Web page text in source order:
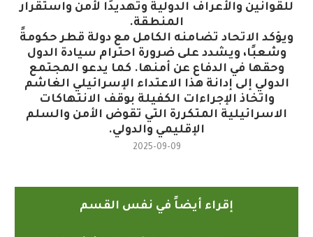
للقوانين والأعراف الدولية وتهديدًا لأمن واستقرار
المنطقة.
ويؤكد الاتحاد تضامنه الكامل مع دولة قطر حكومةً
وشعبًا، ويشدد على ضرورة احترام سيادة الدول
وحقها في الدفاع عن أمنها. كما يدعو المجتمع
الدولي إلى إدانة هذا الاعتداء الإسرائيلي الغاشم
واتخاذ الإجراءات الكفيلة بوقف الانتهاكات
الاسرائيلية المتكررة التي تقوض الأمن والسلم
الإقليمي والدولي.
2025-09-09
إقراء أيضاً في نفس القسم